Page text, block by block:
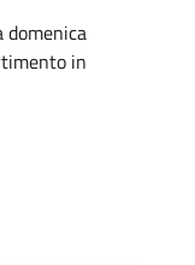
domenica
in